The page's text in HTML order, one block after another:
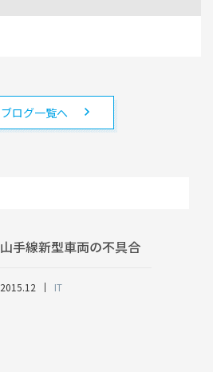
ブログ一覧へ
山手線新型車両の不具合
2015.12 IT